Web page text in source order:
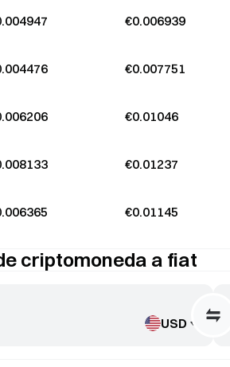
€0.006939
€0.007751
€0.01046
€0.01237
€0.01145
criptomoneda a fiat
USD